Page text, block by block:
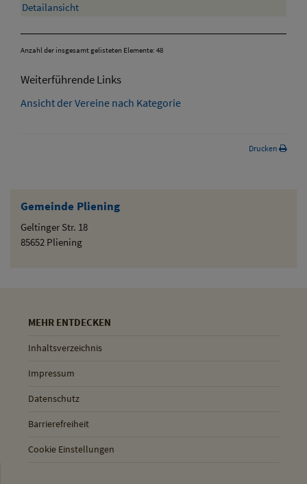
Gemeinde Pliening
Geltinger Str. 18
85652 Pliening
Detailansicht
Anzahl der insgesamt gelisteten Elemente: 48
Weiterführende Links
Ansicht der Vereine nach Kategorie
Drucken
MEHR ENTDECKEN
Inhaltsverzeichnis
Impressum
Datenschutz
Barrierefreiheit
Cookie Einstellungen